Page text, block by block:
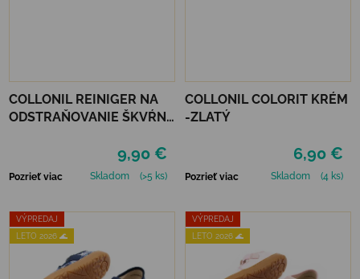
COLLONIL REINIGER NA
ODSTRAŇOVANIE ŠKVŔN
9,90 €
Pozrieť viac Skladom (>5 ks)
COLLONIL COLORIT KRÉM
-ZLATÝ
6,90 €
Pozrieť viac Skladom (4 ks)
VÝPREDAJ
LETO 2026 🌊
VÝPREDAJ
LETO 2026 🌊